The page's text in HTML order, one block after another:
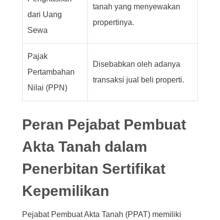
dari Uang
Sewa
tanah yang menyewakan
propertinya.
Pajak
Pertambahan
Nilai (PPN)
Disebabkan oleh adanya
transaksi jual beli properti.
Peran Pejabat Pembuat
Akta Tanah dalam
Penerbitan Sertifikat
Kepemilikan
Pejabat Pembuat Akta Tanah (PPAT) memiliki